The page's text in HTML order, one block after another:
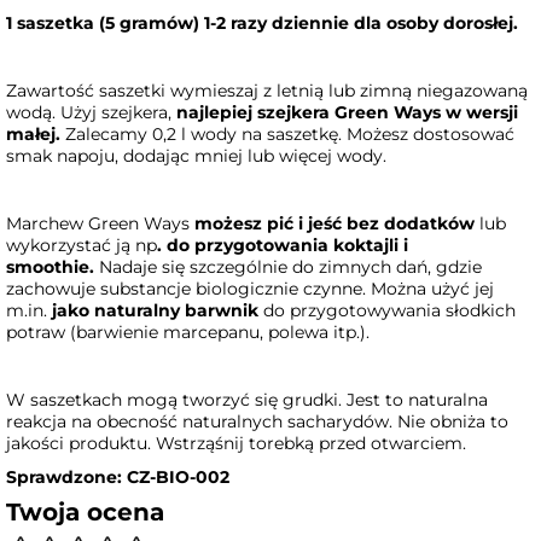
1 saszetka (5 gramów) 1-2 razy dziennie dla osoby dorosłej.
Zawartość saszetki wymieszaj z letnią lub zimną niegazowaną
wodą. Użyj szejkera, najlepiej szejkera Green Ways w wersji
małej. Zalecamy 0,2 l wody na saszetkę. Możesz dostosować
smak napoju, dodając mniej lub więcej wody.
Marchew Green Ways możesz pić i jeść bez dodatków lub
wykorzystać ją np. do przygotowania koktajli i
smoothie. Nadaje się szczególnie do zimnych dań, gdzie
zachowuje substancje biologicznie czynne. Można użyć jej
m.in. jako naturalny barwnik do przygotowywania słodkich
potraw (barwienie marcepanu, polewa itp.).
W saszetkach mogą tworzyć się grudki. Jest to naturalna
reakcja na obecność naturalnych sacharydów. Nie obniża to
jakości produktu. Wstrząśnij torebką przed otwarciem.
Sprawdzone: CZ-BIO-002
Twoja ocena